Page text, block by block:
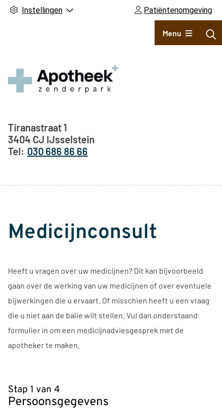
Instellingen Patiëntenomgeving
Hoofdmenu
Menu
Adresgegevens
Tiranastraat 1
3404 CJ IJsselstein
030 686 86 66
Medicijnconsult
Heeft u vragen over uw medicijnen? Dit kan bijvoorbeeld
gaan over de werking van uw medicijnen of over eventuele
bijwerkingen die u ervaart. Of misschien heeft u een vraag
die u niet aan de balie wilt stellen. Vul dan onderstaand
formulier in om een medicijnadviesgesprek met de
apotheker te maken.
Stap 1 van 4
Persoonsgegevens